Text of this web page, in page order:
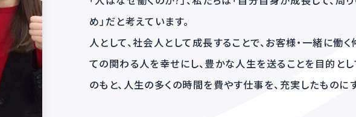
関わる人を幸せに
「人はなぜ働くのか?」、私たちは「自分自身
め」だと考えています。